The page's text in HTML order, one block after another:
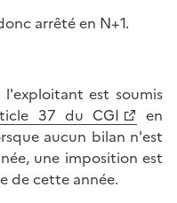
arrêté en N+1.
est soumis
37 du CGI
en
aucun bilan n'est
une imposition est
de cette année.